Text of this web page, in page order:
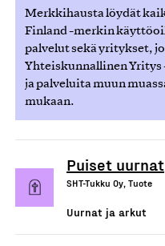
Merkkihausta löydät
Finland -merkin
palvelut sekä yritykset,
Yhteiskunnallinen
ja palveluita muun
mukaan.
Puiset uurnat
SHT-Tukku Oy, Tuote
Uurnat ja arkut